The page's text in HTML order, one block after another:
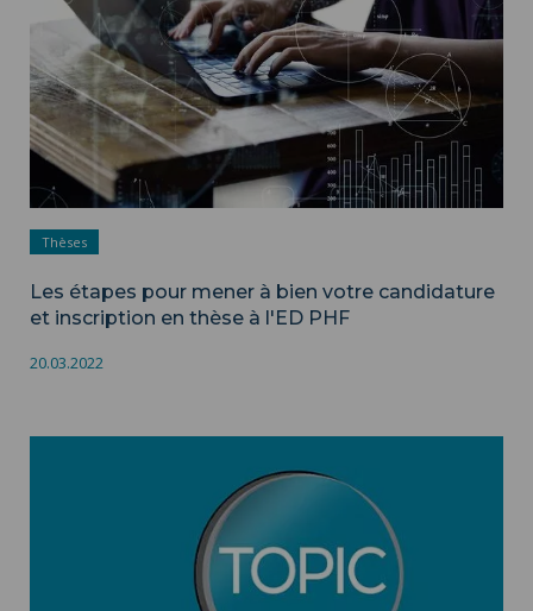
Thèses
Les étapes pour mener à bien votre candidature
et inscription en thèse à l'ED PHF
20.03.2022